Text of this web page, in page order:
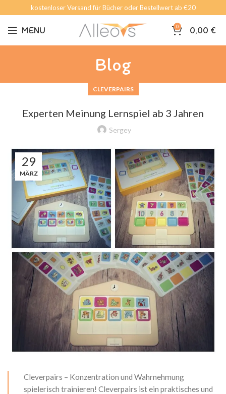
kostenloser Versand für Bücher oder Bestellwert ab €20
MENU 0 0,00 €
Blog
CLEVERPAIRS
Experten Meinung Lernspiel ab 3 Jahren
Sergey
29
MÄRZ
Cleverpairs – Konzentration und Wahrnehmung
spielerisch trainieren! Cleverpairs ist ein praktisches und